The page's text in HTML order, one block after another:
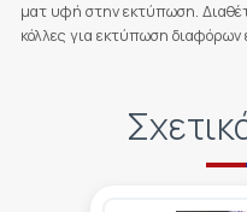
ματ υφή στην εκτύπωση.
κόλλες για εκτύπωση διαφόρων